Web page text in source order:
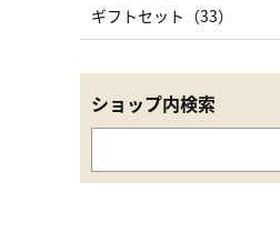
ギフトセット（33）
ショップ内検索